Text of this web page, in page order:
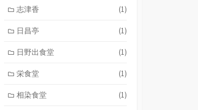
志津香 (1)
日昌亭 (1)
日野出食堂 (1)
栄食堂 (1)
相染食堂 (1)